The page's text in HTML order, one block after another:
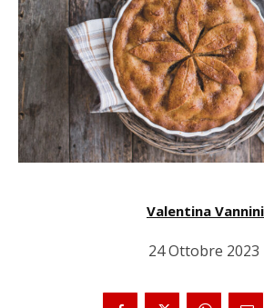
Valentina Vannini
24 Ottobre 2023